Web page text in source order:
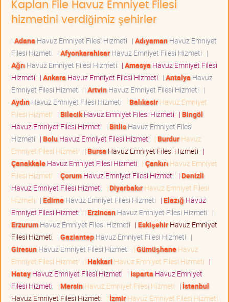
Kaplan File Havuz Emniyet Filesi
hizmetini verdiğimiz şehirler
| Adana Havuz Emniyet Filesi Hizmeti | AdıyamanHavuz Emniyet
Filesi Hizmeti | AfyonkarahisarHavuz Emniyet Filesi Hizmeti |
Ağrı Havuz Emniyet Filesi Hizmeti | Amasya Havuz Emniyet Filesi
Hizmeti | Ankara Havuz Emniyet Filesi Hizmeti | Antalya Havuz
Emniyet Filesi Hizmeti | ArtvinHavuz Emniyet Filesi Hizmeti |
AydınHavuz Emniyet Filesi Hizmeti | BalıkesirHavuz Emniyet
Filesi Hizmeti | BilecikHavuz Emniyet Filesi Hizmeti | Bingöl
Havuz Emniyet Filesi Hizmeti | BitlisHavuz Emniyet Filesi
Hizmeti | BoluHavuz Emniyet Filesi Hizmeti | BurdurHavuz
Emniyet Filesi Hizmeti | Bursa Havuz Emniyet Filesi Hizmeti |
ÇanakkaleHavuz Emniyet Filesi Hizmeti | Çankırı Havuz Emniyet
Filesi Hizmeti | ÇorumHavuz Emniyet Filesi Hizmeti | Denizli
Havuz Emniyet Filesi Hizmeti | DiyarbakırHavuz Emniyet Filesi
Hizmeti | EdirneHavuz Emniyet Filesi Hizmeti | Elazığ Havuz
Emniyet Filesi Hizmeti | ErzincanHavuz Emniyet Filesi Hizmeti |
ErzurumHavuz Emniyet Filesi Hizmeti | EskişehirHavuz Emniyet
Filesi Hizmeti | GaziantepHavuz Emniyet Filesi Hizmeti |
GiresunHavuz Emniyet Filesi Hizmeti | GümüşhaneHavuz
Emniyet Filesi Hizmeti | Hakkari Havuz Emniyet Filesi Hizmeti |
HatayHavuz Emniyet Filesi Hizmeti | Isparta Havuz Emniyet
Filesi Hizmeti | MersinHavuz Emniyet Filesi Hizmeti | İstanbul
Havuz Emniyet Filesi Hizmeti | İzmirHavuz Emniyet Filesi Hizmeti